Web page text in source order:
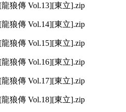
狼傳 Vol.13][東立].zip
狼傳 Vol.14][東立].zip
狼傳 Vol.15][東立].zip
狼傳 Vol.16][東立].zip
狼傳 Vol.17][東立].zip
狼傳 Vol.18][東立].zip